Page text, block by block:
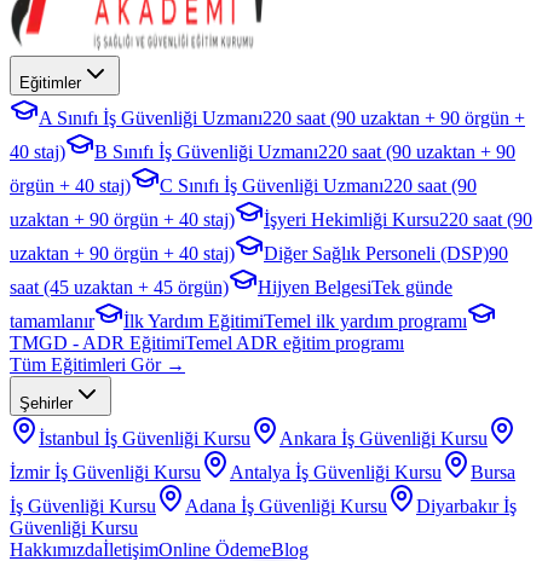
Eğitimler
A Sınıfı İş Güvenliği Uzmanı220 saat (90 uzaktan + 90 örgün +
40 staj)
B Sınıfı İş Güvenliği Uzmanı220 saat (90 uzaktan + 90
örgün + 40 staj)
C Sınıfı İş Güvenliği Uzmanı220 saat (90
uzaktan + 90 örgün + 40 staj)
İşyeri Hekimliği Kursu220 saat (90
uzaktan + 90 örgün + 40 staj)
Diğer Sağlık Personeli (DSP)90
saat (45 uzaktan + 45 örgün)
Hijyen BelgesiTek günde
tamamlanır
İlk Yardım EğitimiTemel ilk yardım programı
TMGD - ADR EğitimiTemel ADR eğitim programı
Tüm Eğitimleri Gör →
Şehirler
İstanbul İş Güvenliği Kursu Ankara İş Güvenliği Kursu
İzmirİş Güvenliği Kursu Antalya İş Güvenliği Kursu
Bursa
İş Güvenliği Kursu
Adana İş Güvenliği Kursu Diyarbakırİş
Güvenliği Kursu
HakkımızdaİletişimOnline ÖdemeBlog